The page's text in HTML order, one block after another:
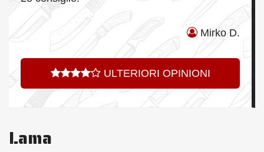
Mirko D.
ULTERIORI OPINIONI
Lama